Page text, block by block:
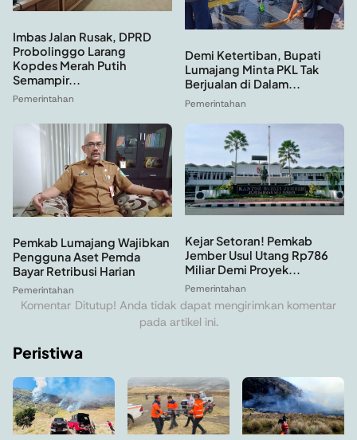
Imbas Jalan Rusak, DPRD
Probolinggo Larang
Kopdes Merah Putih
Semampir...
Pemerintahan
Demi Ketertiban, Bupati
Lumajang Minta PKL Tak
Berjualan di Dalam...
Pemerintahan
Pemkab Lumajang Wajibkan
Pengguna Aset Pemda
Bayar Retribusi Harian
Pemerintahan
Kejar Setoran! Pemkab
Jember Usul Utang Rp786
Miliar Demi Proyek...
Pemerintahan
Komentar Ditutup! Anda tidak dapat mengirimkan komentar
pada artikel ini.
Peristiwa